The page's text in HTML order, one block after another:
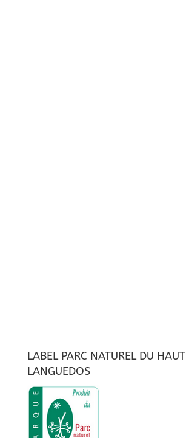
LABEL PARC NATUREL DU HAUT
LANGUEDOS